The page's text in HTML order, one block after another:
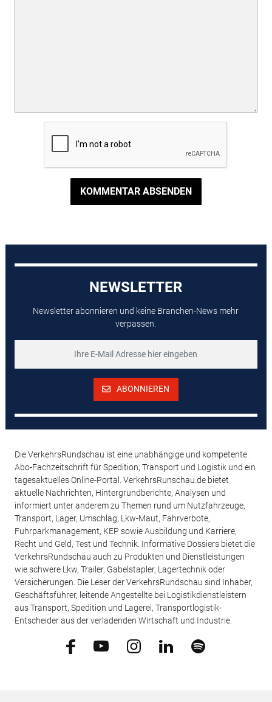
KOMMENTAR ABSENDEN
NEWSLETTER
Newsletter abonnieren und keine Branchen-News mehr
verpassen.
ABONNIEREN
Die VerkehrsRundschau ist eine unabhängige und kompetente
Abo-Fachzeitschrift für Spedition, Transport und Logistik und ein
tagesaktuelles Online-Portal. VerkehrsRunschau.de bietet
aktuelle Nachrichten, Hintergrundberichte, Analysen und
informiert unter anderem zu Themen rund um Nutzfahrzeuge,
Transport, Lager, Umschlag, Lkw-Maut, Fahrverbote,
Fuhrparkmanagement, KEP sowie Ausbildung und Karriere,
Recht und Geld, Test und Technik. Informative Dossiers bietet die
VerkehrsRundschau auch zu Produkten und Dienstleistungen
wie schwere Lkw, Trailer, Gabelstapler, Lagertechnik oder
Versicherungen. Die Leser der VerkehrsRundschau sind Inhaber,
Geschäftsführer, leitende Angestellte bei Logistikdienstleistern
aus Transport, Spedition und Lagerei, Transportlogistik-
Entscheider aus der verladenden Wirtschaft und Industrie.